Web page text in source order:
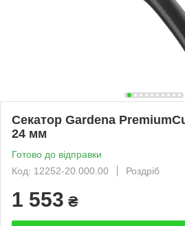
Секатор Gardena
24 мм
Готово до відправки
Код: 12252-20.000.00
Роздріб
1 553 ₴